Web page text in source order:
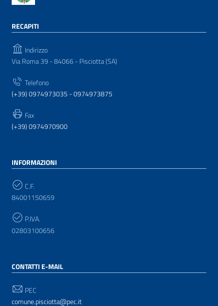
RECAPITI
Indirizzo
Via Roma 39 - 84066 - Pisciotta (SA)
Telefono
(+39) 0974973035 - 0974973875
Fax
(+39) 0974970900
INFORMAZIONI
C.F.
84001150659
P.IVA.
02803100656
CONTATTI E-MAIL
PEC
comune.pisciotta@pec.it